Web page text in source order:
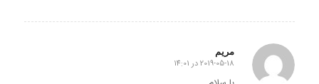
مریم
گفته:
2019-05-18 در 14:01